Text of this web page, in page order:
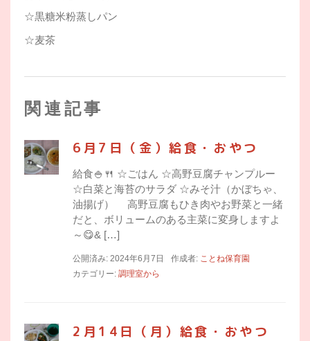
☆黒糖米粉蒸しパン
☆麦茶
関連記事
6月7日（金）給食・おやつ
給食🍚🍴 ☆ごはん ☆高野豆腐チャンプルー
☆白菜と海苔のサラダ ☆みそ汁（かぼちゃ、
油揚げ） 高野豆腐もひき肉やお野菜と一緒
だと、ボリュームのある主菜に変身しますよ
～😋& […]
公開済み: 2024年6月7日 作成者: ことね保育園
カテゴリー: 調理室から
2月14日（月）給食・おやつ